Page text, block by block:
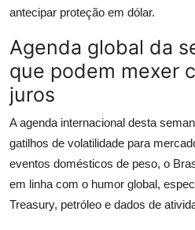
antecipar proteção em dólar.
Agenda global da
que podem mexer
juros
A agenda internacional desta
gatilhos de volatilidade para
eventos domésticos de peso, o
em linha com o humor global,
Treasury, petróleo e dados de